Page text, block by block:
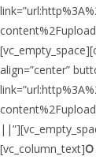
align=”center”
[vc_column_text]